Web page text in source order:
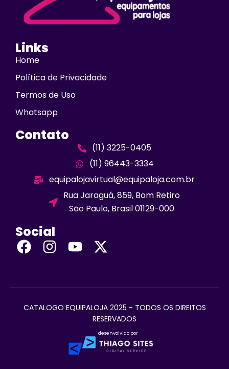
Links
Home
Política de Privacidade
Termos de Uso
Whatsapp
Contato
(11) 3225-0405
(11) 96443-3334
equipalojavirtual@equipaloja.com.br
Rua Jaraguá, 859, Bom Retiro
São Paulo, Brasil 01129-000
Social
CATALOGO EQUIPALOJA 2025 - TODOS OS DIREITOS
RESERVADOS
desenvolvido por